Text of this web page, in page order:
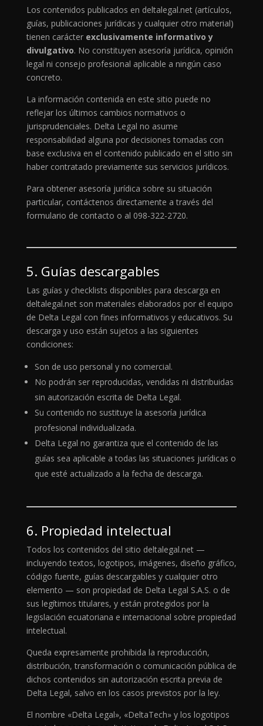
Los contenidos publicados en deltalegal.net (artículos,
guías, publicaciones jurídicas y cualquier otro material)
tienen carácter exclusivamente informativo y
divulgativo. No constituyen asesoría jurídica, opinión
legal ni consejo profesional aplicable a ningún caso
concreto.
La información contenida en este sitio puede no
reflejar los últimos cambios normativos o
jurisprudenciales. Delta Legal no asume
responsabilidad alguna por decisiones tomadas con
base exclusiva en el contenido publicado en el sitio sin
haber contratado previamente sus servicios jurídicos.
Para obtener asesoría jurídica sobre su situación
particular, contáctenos directamente a través del
formulario de contacto o al 098-322-2720.
5. Guías descargables
Las guías y checklists disponibles para descarga en
deltalegal.net son materiales elaborados por el equipo
de Delta Legal con fines informativos y educativos. Su
descarga y uso están sujetos a las siguientes
condiciones:
Son de uso personal y no comercial.
No podrán ser reproducidas, vendidas ni distribuidas
sin autorización escrita de Delta Legal.
Su contenido no sustituye la asesoría jurídica
profesional individualizada.
Delta Legal no garantiza que el contenido de las
guías sea aplicable a todas las situaciones jurídicas o
que esté actualizado a la fecha de descarga.
6. Propiedad intelectual
Todos los contenidos del sitio deltalegal.net —
incluyendo textos, logotipos, imágenes, diseño gráfico,
código fuente, guías descargables y cualquier otro
elemento — son propiedad de Delta Legal S.A.S. o de
sus legítimos titulares, y están protegidos por la
legislación ecuatoriana e internacional sobre propiedad
intelectual.
Queda expresamente prohibida la reproducción,
distribución, transformación o comunicación pública de
dichos contenidos sin autorización escrita previa de
Delta Legal, salvo en los casos previstos por la ley.
El nombre «Delta Legal», «DeltaTech» y los logotipos